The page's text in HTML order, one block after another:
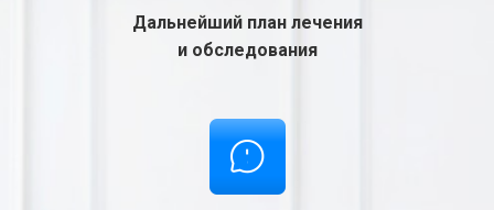
Дальнейший план лечения
и обследования